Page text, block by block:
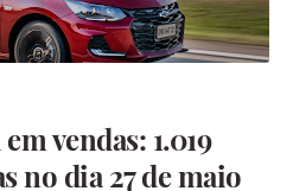
vendas: 1.019
no dia 27 de maio